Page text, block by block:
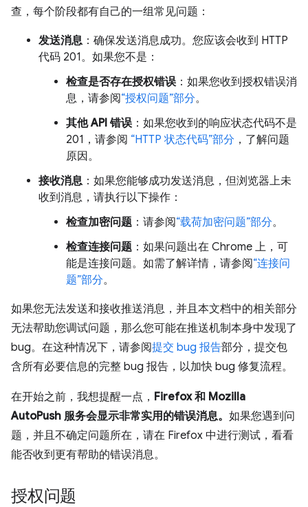
查，每个阶段都有自己的一组常见问题：
发送消息 ：确保发送消息成功。您应该会收到 HTTP
代码 201。如果您不是：
检查是否存在授权错误：如果您收到授权错误消
息，请参阅“授权问题”部分。
其他 API 错误：如果您收到的响应状态代码不是
201，请参阅 “HTTP 状态代码”部分 ，了解问题
原因。
接收消息 ：如果您能够成功发送消息，但浏览器上未
收到消息，请执行以下操作：
检查加密问题 ：请参阅“载荷加密问题”部分。
检查连接问题 ：如果问题出在 Chrome 上，可
能是连接问题。如需了解详情，请参阅“连接问
题”部分。
如果您无法发送和接收推送消息，并且本文档中的相关部分
无法帮助您调试问题，那么您可能在推送机制本身中发现了
bug。在这种情况下，请参阅提交 bug 报告部分，提交包
含所有必要信息的完整 bug 报告，以加快 bug 修复流程。
在开始之前，我想提醒一点， Firefox 和 Mozilla
AutoPush 服务会显示非常实用的错误消息。 如果您遇到问
题，并且不确定问题所在，请在 Firefox 中进行测试，看看
能否收到更有帮助的错误消息。
授权问题